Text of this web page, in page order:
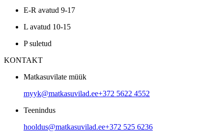
E-R avatud 9-17
L avatud 10-15
P suletud
KONTAKT
Matkasuvilate müük
myyk@matkasuvilad.ee+372 5622 4552
Teenindus
hooldus@matkasuvilad.ee+372 525 6236